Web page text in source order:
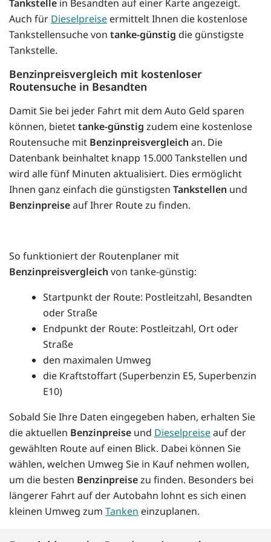
Tankstelle in Besandten auf einer Karte angezeigt.
Auch für Dieselpreise ermittelt Ihnen die kostenlose
Tankstellensuche von tanke-günstig die günstigste
Tankstelle.
Benzinpreisvergleich mit kostenloser
Routensuche in Besandten
Damit Sie bei jeder Fahrt mit dem Auto Geld sparen
können, bietettanke-günstig zudem eine kostenlose
Routensuche mit Benzinpreisvergleich an. Die
Datenbank beinhaltet knapp 15.000 Tankstellen und
wird alle fünf Minuten aktualisiert. Dies ermöglicht
Ihnen ganz einfach die günstigsten Tankstellen und
Benzinpreiseauf Ihrer Route zu finden.
So funktioniert der Routenplaner mit
Benzinpreisvergleich von tanke-günstig:
Startpunkt der Route: Postleitzahl, Besandten
oder Straße
Endpunkt der Route: Postleitzahl, Ort oder
Straße
den maximalen Umweg
die Kraftstoffart (Superbenzin E5, Superbenzin
E10)
Sobald Sie Ihre Daten eingegeben haben, erhalten Sie
die aktuellen Benzinpreise und Dieselpreiseauf der
gewählten Route auf einen Blick. Dabei können Sie
wählen, welchen Umweg Sie in Kauf nehmen wollen,
um die besten Benzinpreisezu finden. Besonders bei
längerer Fahrt auf der Autobahn lohnt es sich einen
kleinen Umweg zum Tanken einzuplanen.